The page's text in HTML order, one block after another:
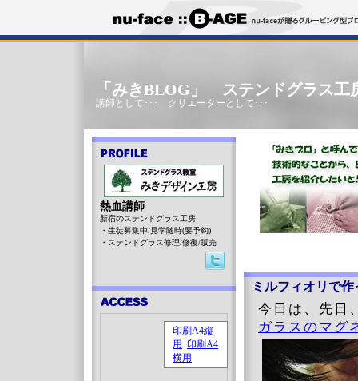
「みきBLOG」 ステンドグラス工
講師として･･･ クリエーターとして･･･
ミルフィオリで
今日は、先日
ガラスのマグ
熱血講師
新宿のステンドグラス工房
・生徒募集中/見学随時(要予約)
・ステンドグラス修理/修復/販売